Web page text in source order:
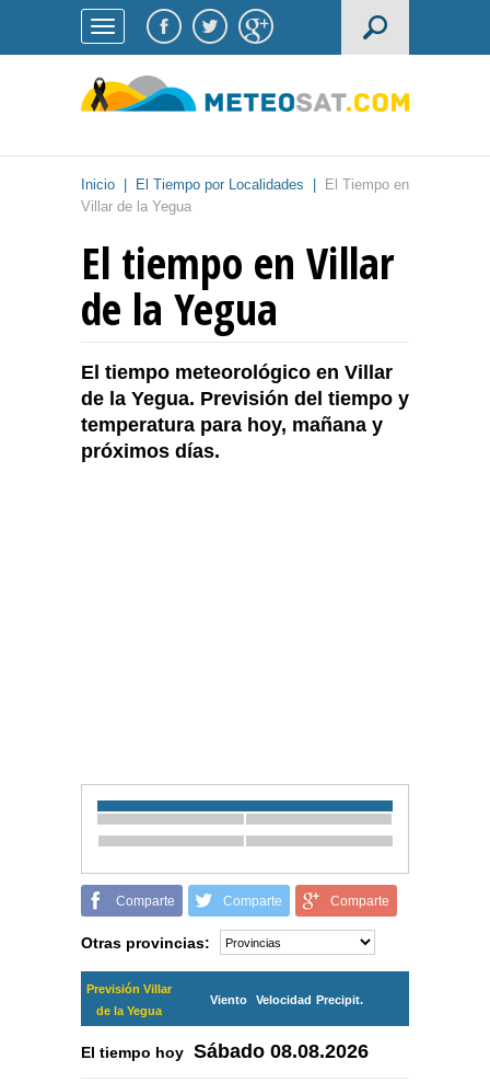
Inicio El Tiempo por Localidades
El Tiempo en
Villar de la Yegua
El tiempo en Villar
de la Yegua
El tiempo meteorológico en Villar
de la Yegua. Previsión del tiempo y
temperatura para hoy, mañana y
próximos días.
Comparte Comparte Comparte
Otras provincias:
Previsión Villar
de la Yegua
Viento Velocidad Precipit.
El tiempo hoy Sábado 08.08.2026